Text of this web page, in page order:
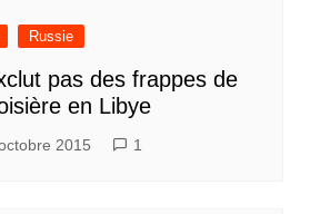
Russie
pas des frappes de
en Libye
2015 1